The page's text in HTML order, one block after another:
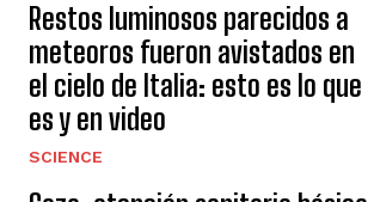
Restos luminosos parecidos a
meteoros fueron avistados en
el cielo de Italia: esto es lo que
es y en video
SCIENCE